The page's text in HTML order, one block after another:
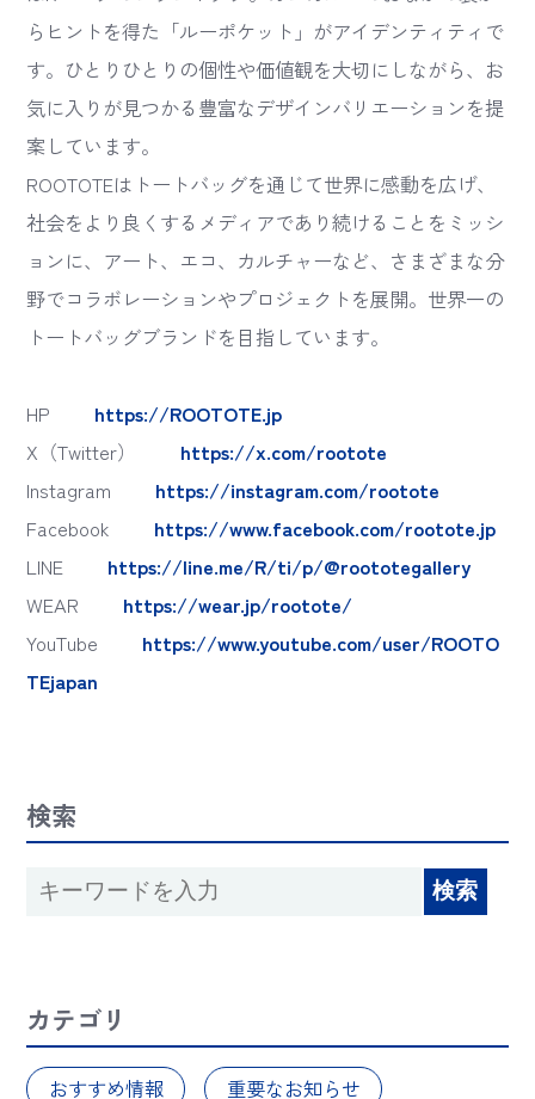
らヒントを得た「ルーポケット」がアイデンティティで
す。ひとりひとりの個性や価値観を大切にしながら、お
気に入りが見つかる豊富なデザインバリエーションを提
案しています。
ROOTOTEはトートバッグを通じて世界に感動を広げ、
社会をより良くするメディアであり続けることをミッシ
ョンに、アート、エコ、カルチャーなど、さまざまな分
野でコラボレーションやプロジェクトを展開。世界一の
トートバッグブランドを目指しています。
HP https://ROOTOTE.jp
X（Twitter） https://x.com/rootote
Instagram https://instagram.com/rootote
Facebook https://www.facebook.com/rootote.jp
LINE https://line.me/R/ti/p/@roototegallery
WEAR https://wear.jp/rootote/
YouTube https://www.youtube.com/user/ROOTO
TEjapan
検索
カテゴリ
おすすめ情報 重要なお知らせ